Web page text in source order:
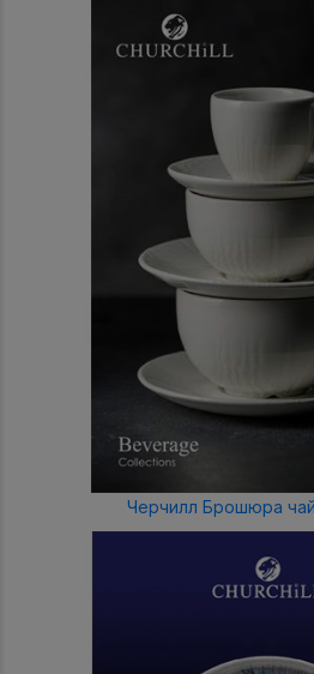
Черчилл Брошюра